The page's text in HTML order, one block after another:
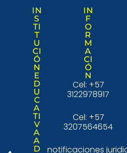
IN
S
TI
T
U
CI
Ó
N
E
D
U
C
A
TI
V
A
A
D
IN
F
O
R
M
A
CI
Ó
N
Cel: +57
3122978917
Cel: +57
3207564654
notificaciones